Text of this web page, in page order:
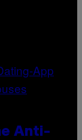
Anti-